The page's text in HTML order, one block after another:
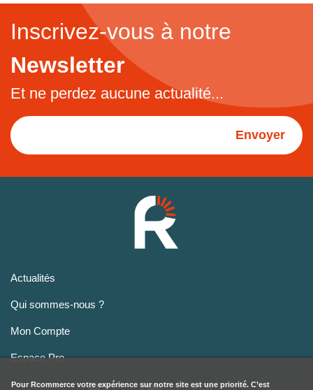
Inscrivez-vous à notre
Newsletter
Et ne perdez aucune actualité...
Envoyer
Actualités
Qui sommes-nous ?
Mon Compte
Espace Pro
Pour Rcommerce votre expérience sur notre site est une priorité. C’est